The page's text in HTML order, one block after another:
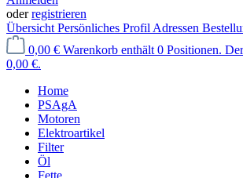
oderregistrieren
Übersicht Persönliches Profil Adressen
0,00 € Warenkorb enthält 0 Positionen.
0,00 €.
Home
PSAgA
Motoren
Elektroartikel
Filter
Öl
Fette